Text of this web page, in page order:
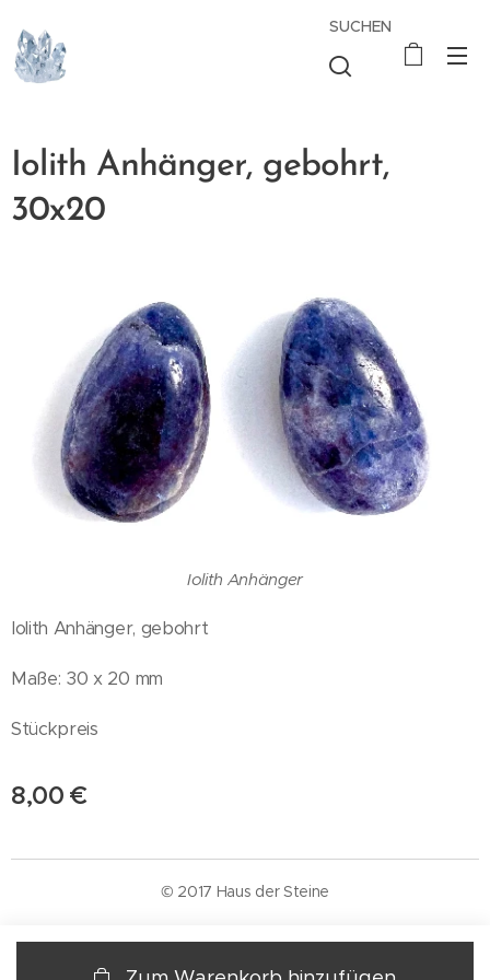
SUCHEN
Iolith Anhänger, gebohrt,
30x20
Iolith Anhänger
Iolith Anhänger, gebohrt
Maße: 30 x 20 mm
Stückpreis
8,00 €
© 2017 Haus der Steine